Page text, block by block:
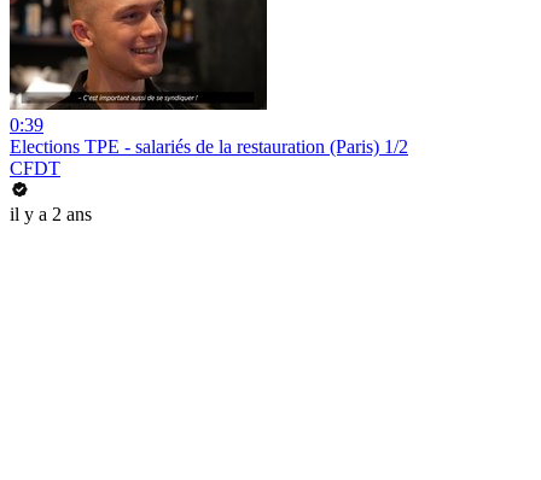
0:39
Elections TPE - salariés de la restauration (Paris) 1/2
CFDT
il y a 2 ans